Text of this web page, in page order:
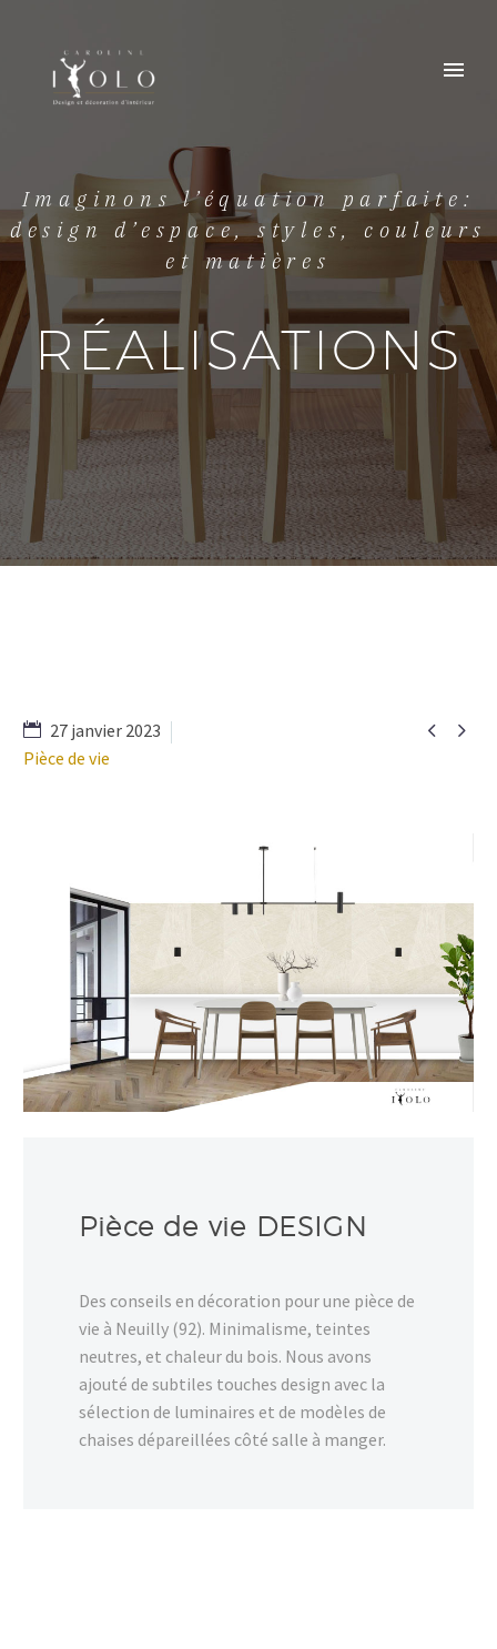
Imaginons l’équation parfaite:
design d’espace, styles, couleurs
et matières
RÉALISATIONS
 
27 janvier 2023
Pièce de vie
Pièce de vie DESIGN
Des conseils en décoration pour une pièce de
vie à Neuilly (92). Minimalisme, teintes
neutres, et chaleur du bois. Nous avons
ajouté de subtiles touches design avec la
sélection de luminaires et de modèles de
chaises dépareillées côté salle à manger.